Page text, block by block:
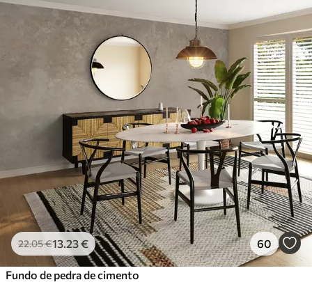
22.05€13 .23€ 60
Fundo de pedra de cimento